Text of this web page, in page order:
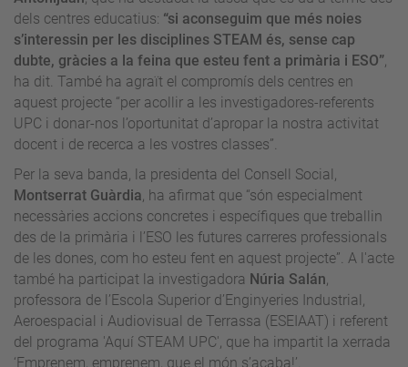
dels centres educatius: “si aconseguim que més noies
s’interessin per les disciplines STEAM és, sense cap
dubte, gràcies a la feina que esteu fent a primària i ESO”,
ha dit. També ha agraït el compromís dels centres en
aquest projecte “per acollir a les investigadores-referents
UPC i donar-nos l’oportunitat d’apropar la nostra activitat
docent i de recerca a les vostres classes”.
Per la seva banda, la presidenta del Consell Social,
Montserrat Guàrdia, ha afirmat que “són especialment
necessàries accions concretes i específiques que treballin
des de la primària i l’ESO les futures carreres professionals
de les dones, com ho esteu fent en aquest projecte”. A l'acte
també ha participat la investigadora Núria Salán,
professora de l’Escola Superior d’Enginyeries Industrial,
Aeroespacial i Audiovisual de Terrassa (ESEIAAT) i referent
del programa 'Aquí STEAM UPC', que ha impartit la xerrada
‘Emprenem, emprenem, que el món s’acaba!’.